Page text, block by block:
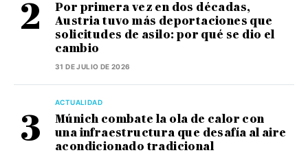
Por primera vez en dos décadas,
Austria tuvo más deportaciones que
solicitudes de asilo: por qué se dio el
cambio
31 DE JULIO DE 2026
ACTUALIDAD
Múnich combate la ola de calor con
una infraestructura que desafía al aire
acondicionado tradicional